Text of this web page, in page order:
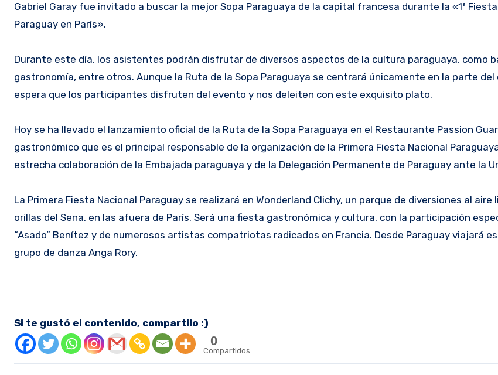
Gabriel Garay fue invitado a buscar la mejor Sopa Paraguaya de la capital francesa durante la «1ª
Paraguay en París».
Durante este día, los asistentes podrán disfrutar de diversos aspectos de la cultura paraguaya, como
gastronomía, entre otros. Aunque la Ruta de la Sopa Paraguaya se centrará únicamente en la parte del
espera que los participantes disfruten del evento y nos deleiten con este exquisito plato.
Hoy se ha llevado el lanzamiento oficial de la Ruta de la Sopa Paraguaya en el Restaurante Passion
gastronómico que es el principal responsable de la organización de la Primera Fiesta Nacional
estrecha colaboración de la Embajada paraguaya y de la Delegación Permanente de Paraguay ante la
La Primera Fiesta Nacional Paraguay se realizará en Wonderland Clichy, un parque de diversiones al aire
orillas del Sena, en las afuera de París. Será una fiesta gastronómica y cultura, con la participación
“Asado” Benítez y de numerosos artistas compatriotas radicados en Francia. Desde Paraguay viajará
grupo de danza Anga Rory.
Si te gustó el contenido, compartilo :)
0
Compartidos